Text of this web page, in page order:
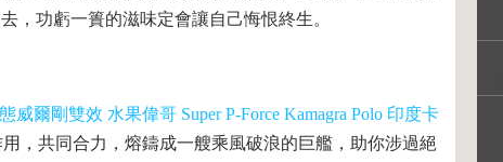
，功虧一簣的滋味定會讓自己悔恨終生。
威爾剛雙效 水果偉哥 Super P-Force Kamagra Polo 印度卡
，共同合力，熔鑄成一艘乘風破浪的巨艦，助你涉過絕